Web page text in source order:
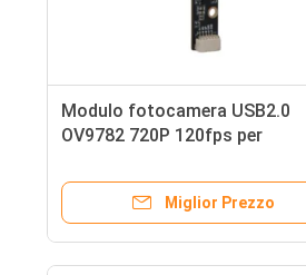
Modulo fotocamera USB2.0
OV9782 720P 120fps per
Miglior Prezzo